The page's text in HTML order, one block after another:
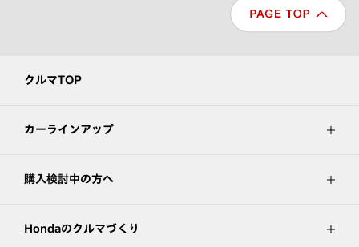
クルマTOP
カーラインアップ
購入検討中の方へ
Hondaのクルマづくり